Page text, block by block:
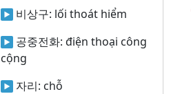
비상구: lối thoát hiểm
공중전화: điện thoại công
cộng
자리: chỗ